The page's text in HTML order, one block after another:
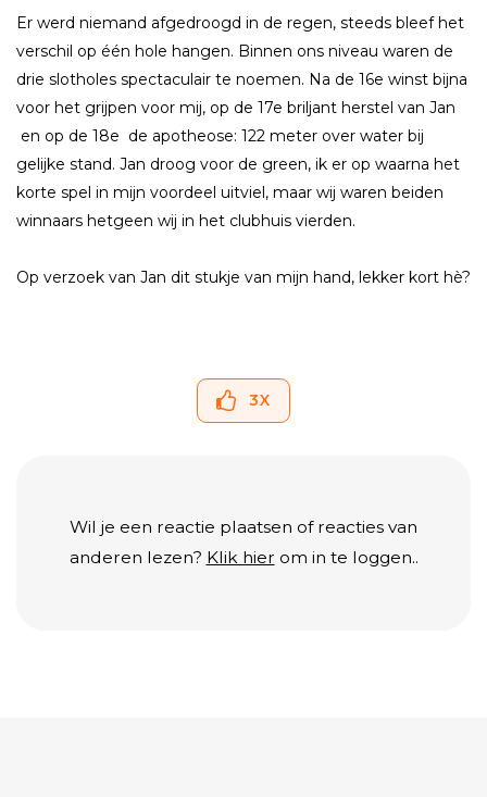
Er werd niemand afgedroogd in de regen, steeds bleef het
verschil op één hole hangen. Binnen ons niveau waren de
drie slotholes spectaculair te noemen. Na de 16e winst bijna
voor het grijpen voor mij, op de 17e briljant herstel van Jan
en op de 18e de apotheose: 122 meter over water bij
gelijke stand. Jan droog voor de green, ik er op waarna het
korte spel in mijn voordeel uitviel, maar wij waren beiden
winnaars hetgeen wij in het clubhuis vierden.
Op verzoek van Jan dit stukje van mijn hand, lekker kort hè?
3X
Wil je een reactie plaatsen of reacties van
anderen lezen? Klik hier om in te loggen..